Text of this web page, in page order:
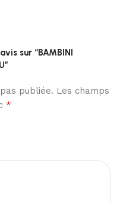
sur “BAMBINI
publiée. Les champs
*